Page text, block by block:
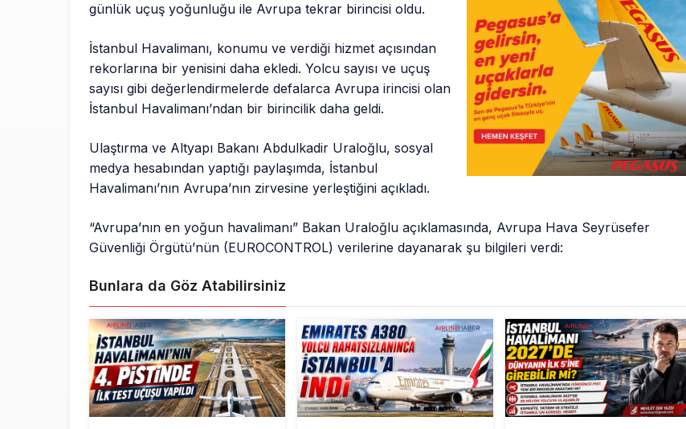
günlük uçuş yoğunluğu ile Avrupa tekrar birincisi oldu.
İstanbul Havalimanı, konumu ve verdiği hizmet açısından
rekorlarına bir yenisini daha ekledi. Yolcu sayısı ve uçuş
sayısı gibi değerlendirmelerde defalarca Avrupa irincisi olan
İstanbul Havalimanı’ndan bir birincilik daha geldi.
Ulaştırma ve Altyapı Bakanı Abdulkadir Uraloğlu, sosyal
medya hesabından yaptığı paylaşımda, İstanbul
Havalimanı’nın Avrupa’nın zirvesine yerleştiğini açıkladı.
“Avrupa’nın en yoğun havalimanı” Bakan Uraloğlu açıklamasında, Avrupa Hava Seyrüsefer
Güvenliği Örgütü’nün (EUROCONTROL) verilerine dayanarak şu bilgileri verdi:
Bunlara da Göz Atabilirsiniz